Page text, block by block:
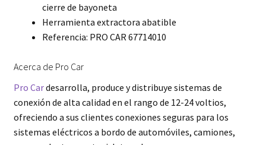
cierre de bayoneta
Herramienta extractora abatible
Referencia: PRO CAR 67714010
Acerca de Pro Car
Pro Cardesarrolla, produce y distribuye sistemas de
conexión de alta calidad en el rango de 12-24 voltios,
ofreciendo a sus clientes conexiones seguras para los
sistemas eléctricos a bordo de automóviles, camiones,